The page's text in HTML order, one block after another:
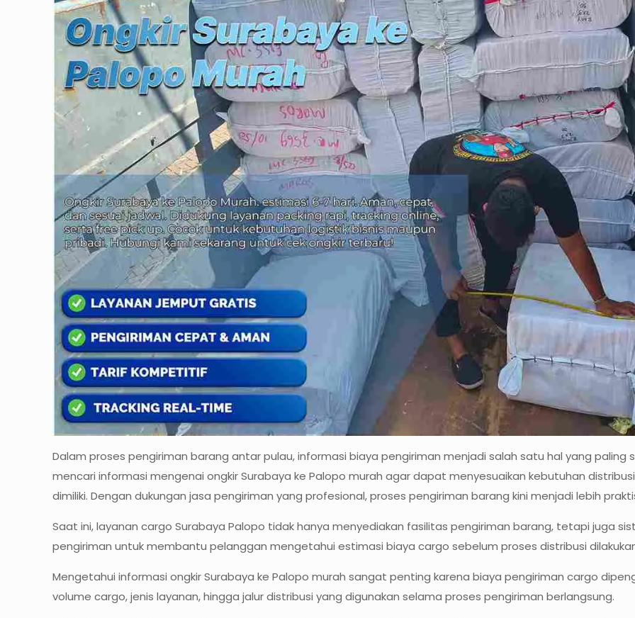
Dalam proses pengiriman barang antar pulau, informasi biaya pengiriman menjadi salah satu hal yang paling
mencari informasi mengenai ongkir Surabaya ke Palopo murah agar dapat menyesuaikan kebutuhan
dimiliki. Dengan dukungan jasa pengiriman yang profesional, proses pengiriman barang kini menjadi lebih
Saat ini, layanan cargo Surabaya Palopo tidak hanya menyediakan fasilitas pengiriman barang, tetapi juga
pengiriman untuk membantu pelanggan mengetahui estimasi biaya cargo sebelum proses distribusi
Mengetahui informasi ongkir Surabaya ke Palopo murah sangat penting karena biaya pengiriman cargo
volume cargo, jenis layanan, hingga jalur distribusi yang digunakan selama proses pengiriman berlangsung.